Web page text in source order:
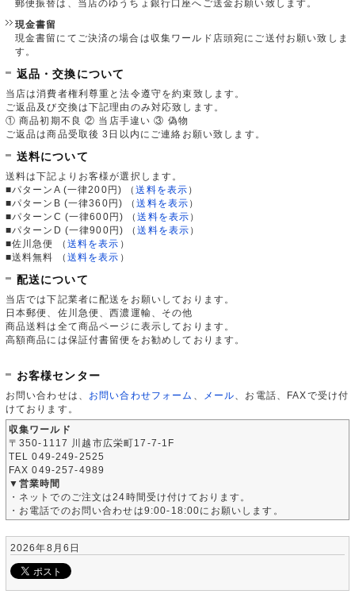
郵便振替は、当店のゆうちょ銀行口座へご送金お願い致します。
現金書留
現金書留にてご決済の場合は収集ワールド店頭宛にご送付お願い致しま
す。
返品・交換について
当店は消費者権利尊重と法令遵守を約束致します。
ご返品及び交換は下記理由のみ対応致します。
① 商品初期不良 ② 当店手違い ③ 偽物
ご返品は商品受取後 3日以内にご連絡お願い致します。
送料について
送料は下記よりお客様が選択します。
■パターンA (一律200円)
（送料を表示 ）
■パターンB (一律360円)
（送料を表示 ）
■パターンC (一律600円)
（送料を表示 ）
■パターンD (一律900円)
（送料を表示 ）
■佐川急便
（ 送料を表示 ）
■送料無料
（ 送料を表示 ）
配送について
当店では下記業者に配送をお願いしております。
日本郵便、佐川急便、西濃運輸、その他
商品送料は全て商品ページに表示しております。
高額商品には保証付書留便をお勧めしております。
お客様センター
お問い合わせは、 お問い合わせフォーム メール 、お電話、FAXで受け付
けております。
収集ワールド
〒350-1117 川越市広栄町17-7-1F
TEL 049-249-2525
FAX 049-257-4989
▼営業時間
・ネットでのご注文は24時間受け付けております。
・お電話でのお問い合わせは9:00-18:00にお願いします。
2026年8月6日